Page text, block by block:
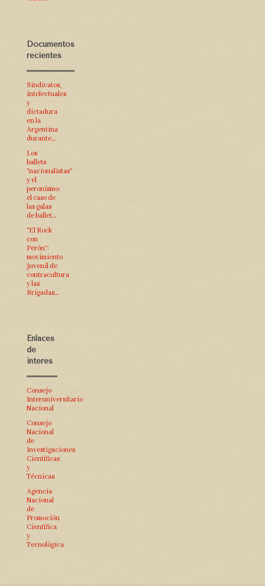
Documentos
recientes
Sindicatos,
intelectuales
y
dictadura
en la
Argentina
durante…
Los
ballets
“nacionalistas”
y el
peronismo:
el caso de
las galas
de ballet…
“El Rock
con
Perón”:
movimiento
juvenil de
contracultura
y las
Brigadas…
Enlaces
de
interés
Consejo
Interuniversitario
Nacional
Consejo
Nacional
de
Investigaciones
Científicas
y
Técnicas
Agencia
Nacional
de
Promoción
Científica
y
Tecnológica